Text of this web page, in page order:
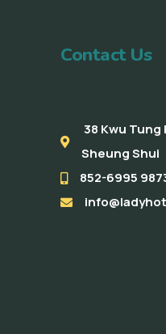
Contact Us
38 Kwu Tung
Sheung Shui
852-6995